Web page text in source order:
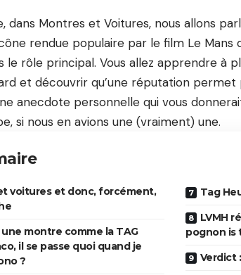
dans Montres et Voitures, nous allons
rendue populaire par le film Le Mans
le rôle principal. Vous allez apprendre à
et découvrir qu’une réputation
anecdote personnelle qui vous
, si nous en avions une (vraiment) une.
voitures et donc, forcément,
montre comme la TAG
il se passe quoi quand je
?
Tag
LVMH
pognon is
Verdict